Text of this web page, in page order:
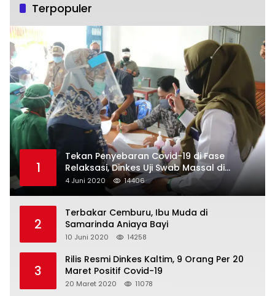
Terpopuler
1
Tekan Penyebaran Covid-19 di Fase
Relaksasi, Dinkes Uji Swab Massal di
Pelabuhan Samarinda
4 Juni 2020 14406
2
Terbakar Cemburu, Ibu Muda di
Samarinda Aniaya Bayi
10 Juni 2020 14258
3
Rilis Resmi Dinkes Kaltim, 9 Orang Per 20
Maret Positif Covid-19
20 Maret 2020 11078